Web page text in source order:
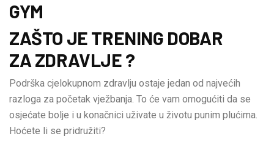
GYM
ZAŠTO JE TRENING DOBAR
ZA ZDRAVLJE ?
Podrška cjelokupnom zdravlju ostaje jedan od najvećih
razloga za početak vježbanja. To će vam omogućiti da se
osjećate bolje i u konačnici uživate u životu punim plućima.
Hoćete li se pridružiti?